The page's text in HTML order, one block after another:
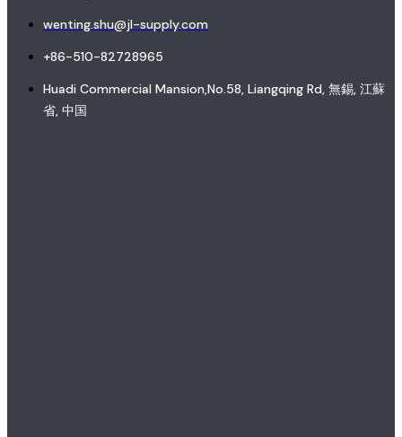
wenting.shu@jl-supply.com
+86-510-82728965
Huadi Commercial Mansion,No.58, Liangqing Rd, 無錫, 江蘇
省, 中国